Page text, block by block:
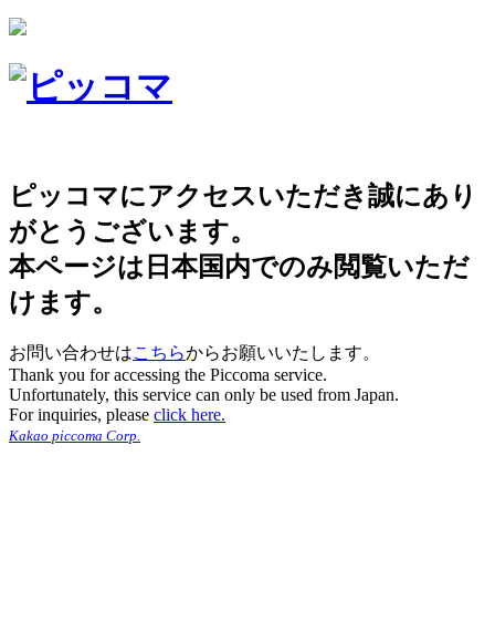
ピッコマにアクセスいただき誠にあり
がとうございます。
本ページは日本国内でのみ閲覧いただ
けます。
お問い合わせはこちらからお願いいたします。
Thank you for accessing the Piccoma service.
Unfortunately, this service can only be used from Japan.
For inquiries, please click here.
Kakao piccoma Corp.